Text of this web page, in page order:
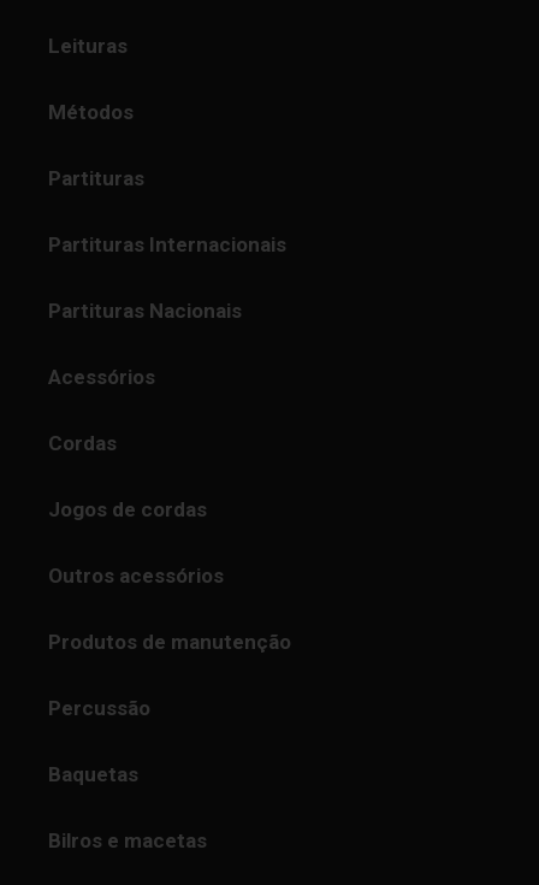
Leituras
Métodos
Partituras
Partituras Internacionais
Partituras Nacionais
Acessórios
Cordas
Jogos de cordas
Outros acessórios
Produtos de manutenção
Percussão
Baquetas
Bilros e macetas